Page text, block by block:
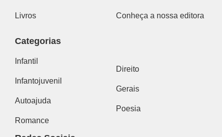
Livros Conheça a nossa editora
Categorias
Infantil
Infantojuvenil
Autoajuda
Romance
Direito
Gerais
Poesia